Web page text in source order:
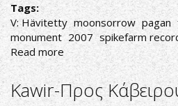
Tags:
V: Hävitetty moonsorrow pagan
monument 2007 spikefarm
Read more about
Moonsorrow-
V:
Hävitetty
Kawir-Προς